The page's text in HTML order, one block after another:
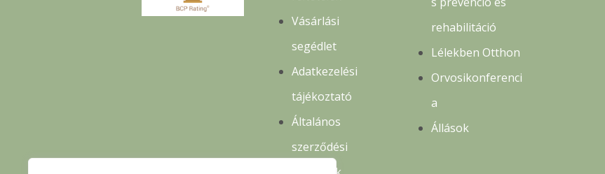
Vásárlási
segédlet
Adatkezelési
tájékoztató
Általános
szerződési
rehabilitáció
Lélekben Otthon
Orvosikonferenci
a
Állások